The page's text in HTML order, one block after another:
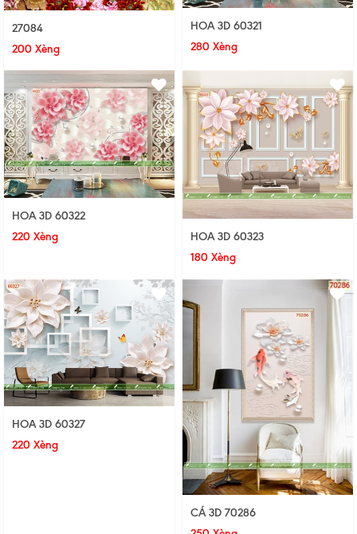
27084
200 Xèng
HOA 3D 60321
280 Xèng
HOA 3D 60322
220 Xèng
HOA 3D 60323
180 Xèng
HOA 3D 60327
220 Xèng
CÁ 3D 70286